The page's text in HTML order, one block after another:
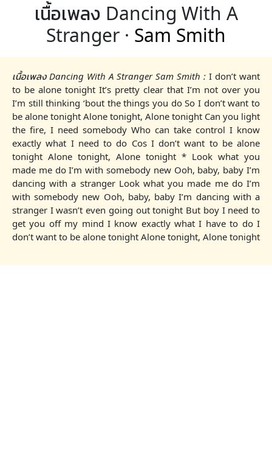
เนื้อเพลง Dancing With A
Stranger · Sam Smith
เนื้อเพลง Dancing With A Stranger Sam Smith : I don’t want
to be alone tonight It’s pretty clear that I’m not over you
I’m still thinking ‘bout the things you do So I don’t want to
be alone tonight Alone tonight, Alone tonight Can you light
the fire, I need somebody Who can take control I know
exactly what I need to do Cos I don’t want to be alone
tonight Alone tonight, Alone tonight * Look what you
made me do I’m with somebody new Ooh, baby, baby I’m
dancing with a stranger Look what you made me do I’m
with somebody new Ooh, baby, baby I’m dancing with a
stranger I wasn’t even going out tonight But boy I need to
get you off my mind I know exactly what I have to do I
don’t want to be alone tonight Alone tonight, Alone tonight